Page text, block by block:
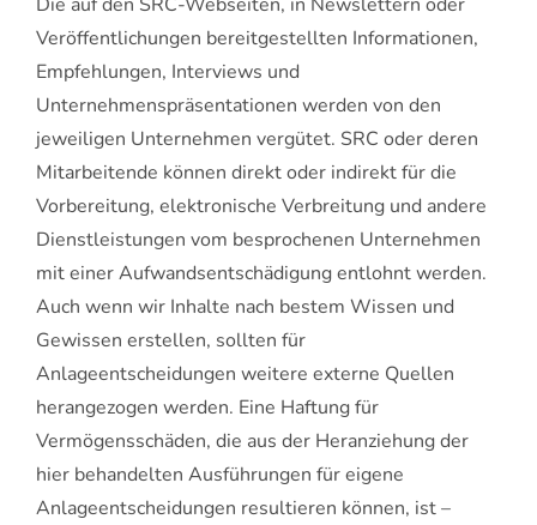
Veröffentlichungen bereitgestellten Informationen,
Empfehlungen, Interviews und
Unternehmenspräsentationen werden von den
jeweiligen Unternehmen vergütet. SRC oder deren
Mitarbeitende können direkt oder indirekt für die
Vorbereitung, elektronische Verbreitung und andere
Dienstleistungen vom besprochenen Unternehmen
mit einer Aufwandsentschädigung entlohnt werden.
Auch wenn wir Inhalte nach bestem Wissen und
Gewissen erstellen, sollten für
Anlageentscheidungen weitere externe Quellen
herangezogen werden. Eine Haftung für
Vermögensschäden, die aus der Heranziehung der
hier behandelten Ausführungen für eigene
Anlageentscheidungen resultieren können, ist –